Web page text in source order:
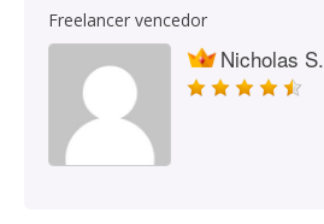
Freelancer vencedor
Nicholas S.